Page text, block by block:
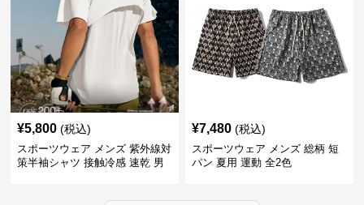
¥5,800 (税込)
スポーツウェア メンズ 紫外線対
策半袖シャツ 接触冷感 速乾 男
¥7,480 (税込)
スポーツウェア メンズ 総柄 短
パン 夏用 運動 全2色